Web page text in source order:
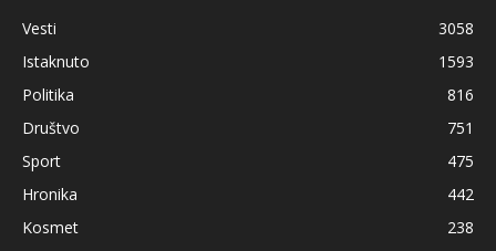
Vesti
3058
Istaknuto
1593
Politika
816
Društvo
751
Sport
475
Hronika
442
Kosmet
238